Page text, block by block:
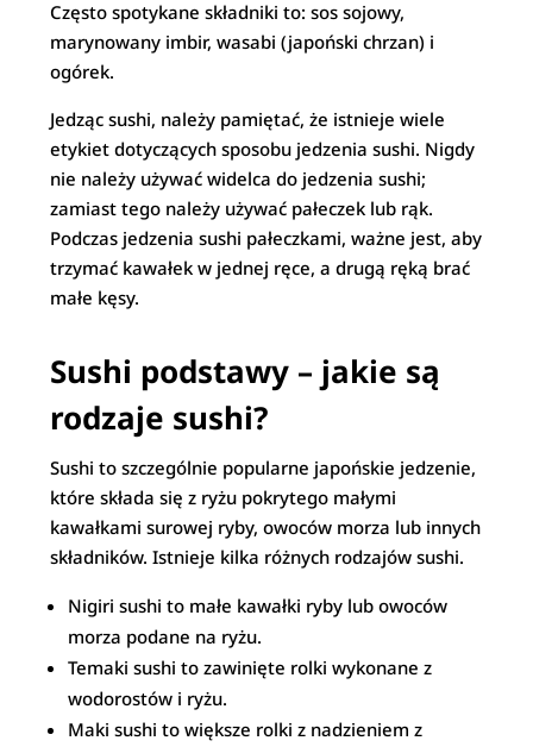
Często spotykane składniki to: sos sojowy,
marynowany imbir, wasabi (japoński chrzan) i
ogórek.
Jedząc sushi, należy pamiętać, że istnieje wiele
etykiet dotyczących sposobu jedzenia sushi. Nigdy
nie należy używać widelca do jedzenia sushi;
zamiast tego należy używać pałeczek lub rąk.
Podczas jedzenia sushi pałeczkami, ważne jest, aby
trzymać kawałek w jednej ręce, a drugą ręką brać
małe kęsy.
Sushi podstawy – jakie są
rodzaje sushi?
Sushi to szczególnie popularne japońskie jedzenie,
które składa się z ryżu pokrytego małymi
kawałkami surowej ryby, owoców morza lub innych
składników. Istnieje kilka różnych rodzajów sushi.
Nigiri sushi to małe kawałki ryby lub owoców
morza podane na ryżu.
Temaki sushi to zawinięte rolki wykonane z
wodorostów i ryżu.
Maki sushi to większe rolki z nadzieniem z